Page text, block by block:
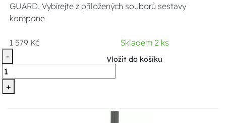
GUARD. Vybírejte z přiložených souborů sestavy
kompone
1 579 Kč
Skladem 2 ks
-
+
Vložit do košíku